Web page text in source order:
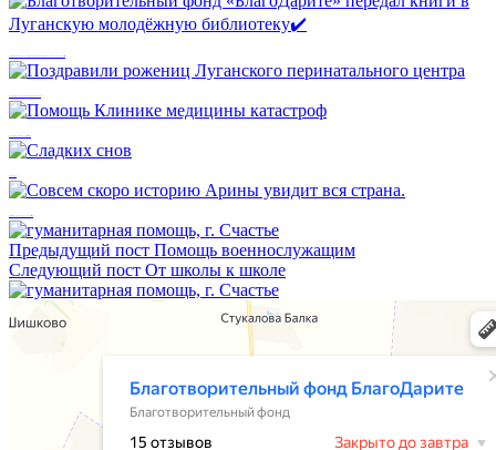
Предыдущий пост Помощь военнослужащим
Следующий пост От школы к школе